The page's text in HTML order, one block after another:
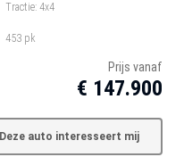
Tractie: 4x4
453 pk
Prijs vanaf
€ 147.900
Deze auto interesseert mij